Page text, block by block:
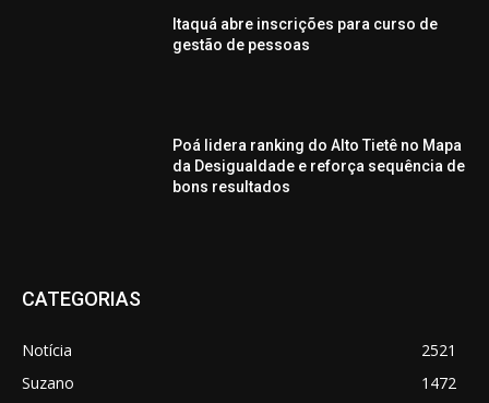
Itaquá abre inscrições para curso de
gestão de pessoas
Poá lidera ranking do Alto Tietê no Mapa
da Desigualdade e reforça sequência de
bons resultados
CATEGORIAS
Notícia
2521
Suzano
1472